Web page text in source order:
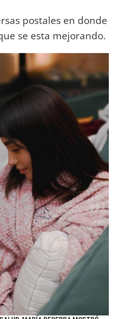
postales en donde
se esta mejorando.